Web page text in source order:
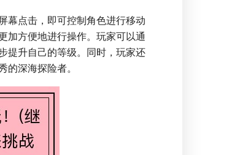
幕点击，即可控制角色进行移动
加方便地进行操作。玩家可以通
提升自己的等级。同时，玩家还
深海探险者。